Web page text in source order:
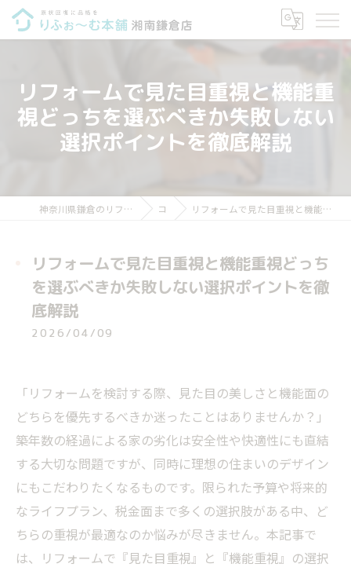
リフォームで見た目重視と機能重
視どっちを選ぶべきか失敗しない
選択ポイントを徹底解説
神奈川県鎌倉のリフォームならりふぉ～む本舗 湘南鎌倉店 コラム リフォームで見た目重視と機能重視どっちを選ぶべきか失敗しない選択ポイントを徹底解説
リフォームで見た目重視と機能重視どっち
を選ぶべきか失敗しない選択ポイントを徹
底解説
2026/04/09
「リフォームを検討する際、見た目の美しさと機能面の
どちらを優先するべきか迷ったことはありませんか？」
築年数の経過による家の劣化は安全性や快適性にも直結
する大切な問題ですが、同時に理想の住まいのデザイン
にもこだわりたくなるものです。限られた予算や将来的
なライフプラン、税金面まで多くの選択肢がある中、ど
ちらの重視が最適なのか悩みが尽きません。本記事で
は、リフォームで『見た目重視』と『機能重視』の選択